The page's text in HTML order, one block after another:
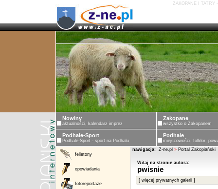
ZAKOPANE I TATRY
Nowiny
aktualności, kalendarz imprez
Zakopane
wszystko o Zakopanem
Podhale-Sport
Podhale-Sport - sport na Podhalu
Podhale
miejscowości, folklor,
felietony
opowiadania
fotoreportaże
nawigacja: Z-ne.pl » Portal Zakopiański
Witaj na stronie autora:
pwisnie
[ więcej prywatnych galerii ]